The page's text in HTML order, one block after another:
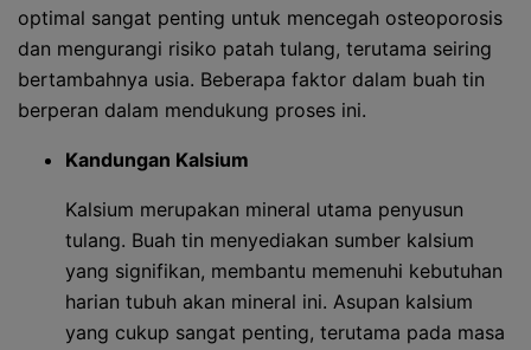
optimal sangat penting untuk mencegah osteoporosis
dan mengurangi risiko patah tulang, terutama seiring
bertambahnya usia. Beberapa faktor dalam buah tin
berperan dalam mendukung proses ini.
Kandungan Kalsium
Kalsium merupakan mineral utama penyusun
tulang. Buah tin menyediakan sumber kalsium
yang signifikan, membantu memenuhi kebutuhan
harian tubuh akan mineral ini. Asupan kalsium
yang cukup sangat penting, terutama pada masa